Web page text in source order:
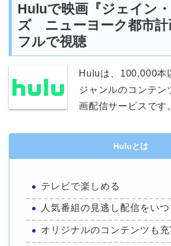
Huluで映画『ジェイン
ズ ニューヨーク都市計
フルで視聴
Huluは、100,000本
ジャンルのコンテン
画配信サービスです
Huluとは
テレビで楽しめる
人気番組の見逃し配信をい
オリジナルのコンテンツも充